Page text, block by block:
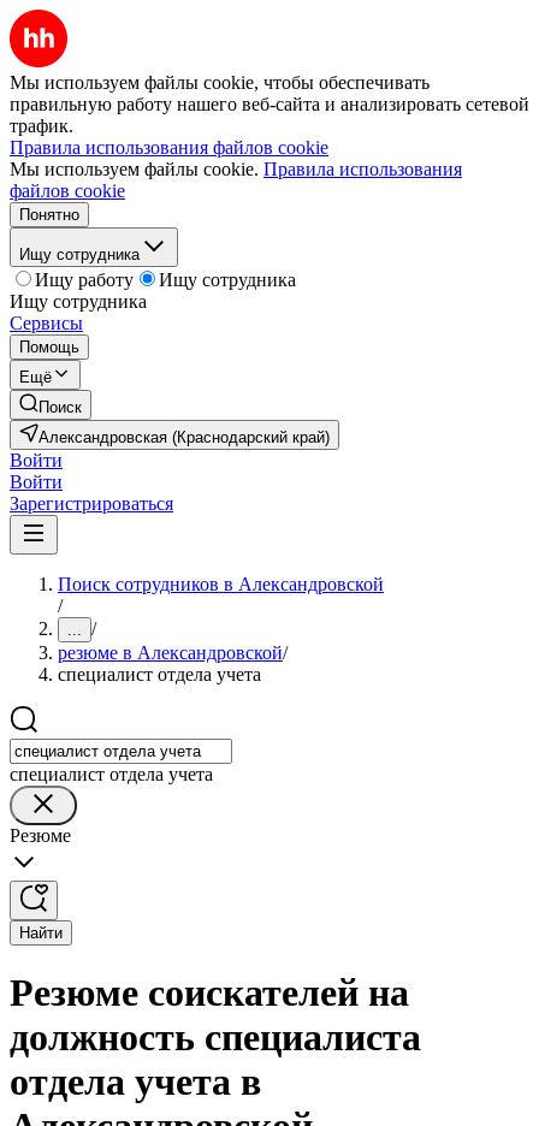
Мы используем файлы cookie, чтобы обеспечивать
правильную работу нашего веб-сайта и анализировать сетевой
трафик.
Правила использования файлов cookie
Мы используем файлы cookie. Правила использования
файлов cookie
Понятно
Ищу сотрудника
Ищу работу
Ищу сотрудника
Ищу сотрудника
Сервисы
Помощь
Ещё
Поиск
Александровская (Краснодарский край)
Войти
Войти
Зарегистрироваться
Поиск сотрудников в Александровской
/
... /
резюме в Александровской/
специалист отдела учета
специалист отдела учета
Резюме
Найти
Резюме соискателей на
должность специалиста
отдела учета в